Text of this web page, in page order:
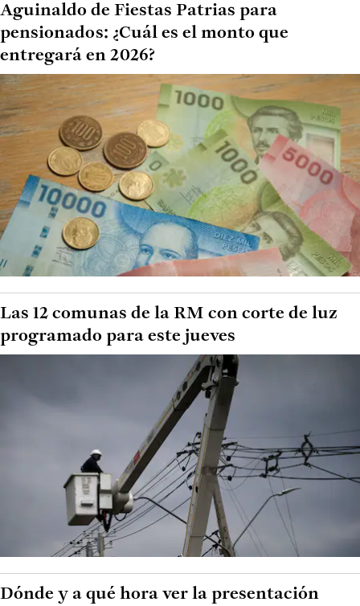
Aguinaldo de Fiestas Patrias para
pensionados: ¿Cuál es el monto que
entregará en 2026?
Las 12 comunas de la RM con corte de luz
programado para este jueves
Dónde y a qué hora ver la presentación